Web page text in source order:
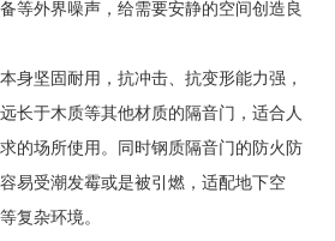
等外界噪声，给需要安静的空间创造良
身坚固耐用，抗冲击、抗变形能力强，
长于木质等其他材质的隔音门，适合人
的场所使用。同时钢质隔音门的防火防
易受潮发霉或是被引燃，适配地下空
复杂环境。